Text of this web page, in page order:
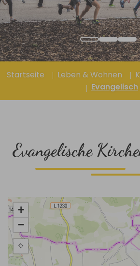
Startseite Leben & Wohnen
Evangelisch
Evangelische